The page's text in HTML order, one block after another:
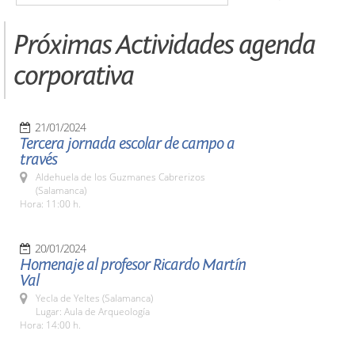
Próximas Actividades agenda
corporativa
21/01/2024
Tercera jornada escolar de campo a
través
Aldehuela de los Guzmanes Cabrerizos
(Salamanca)
Hora: 11:00 h.
20/01/2024
Homenaje al profesor Ricardo Martín
Val
Yecla de Yeltes (Salamanca)
Lugar: Aula de Arqueología
Hora: 14:00 h.